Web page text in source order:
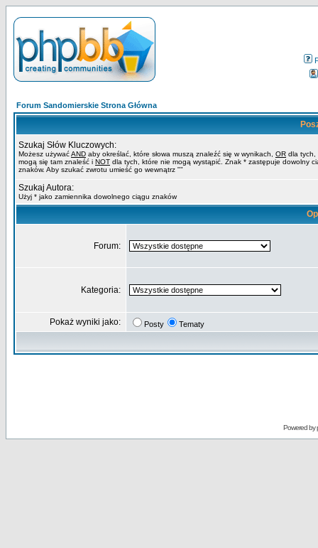
Forum Sandomierskie Strona Główna
Szukaj Słów Kluczowych:
Możesz używaćAND aby określać, które słowa muszą znaleźć się w wynikach, OR dla tych,
mogą się tam znaleść i NOT dla tych, które nie mogą wystąpić. Znak * zastępuje dowolny
znaków. Aby szukać zwrotu umieść go wewnątrz ""
Szukaj Autora:
Użyj * jako zamiennika dowolnego ciągu znaków
Forum:
Kategoria:
Pokaż wyniki jako: Posty Tematy
Powered by